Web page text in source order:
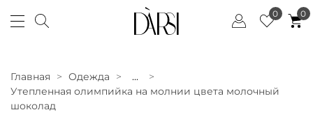
0 0
Главная Одежда
...
Утепленная олимпийка на молнии цвета молочный
шоколад